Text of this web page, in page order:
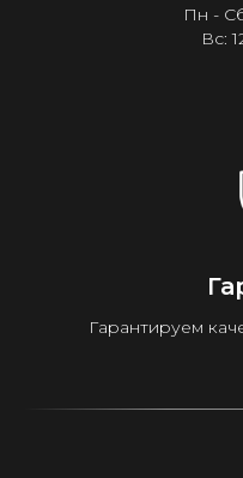
Пн -
Вс:
Гарантируем